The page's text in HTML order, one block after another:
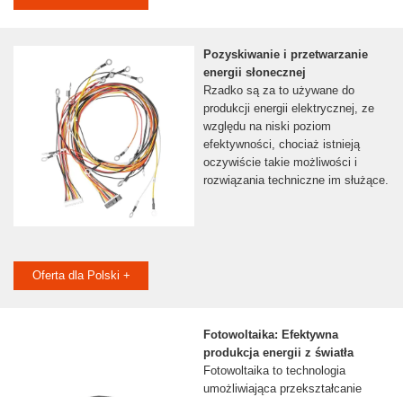
Pozyskiwanie i przetwarzanie
energii słonecznej
Rzadko są za to używane do
produkcji energii elektrycznej, ze
względu na niski poziom
efektywności, chociaż istnieją
oczywiście takie możliwości i
rozwiązania techniczne im służące.
Oferta dla Polski +
Fotowoltaika: Efektywna
produkcja energii z światła
Fotowoltaika to technologia
umożliwiająca przekształcanie